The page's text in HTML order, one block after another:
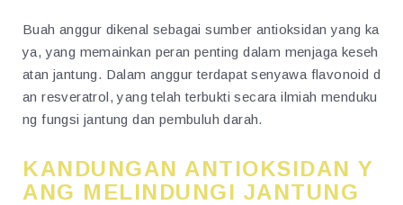
Buah anggur dikenal sebagai sumber antioksidan yang ka
ya, yang memainkan peran penting dalam menjaga keseh
atan jantung. Dalam anggur terdapat senyawa flavonoid d
an resveratrol, yang telah terbukti secara ilmiah menduku
ng fungsi jantung dan pembuluh darah.
KANDUNGAN ANTIOKSIDAN Y
ANG MELINDUNGI JANTUNG